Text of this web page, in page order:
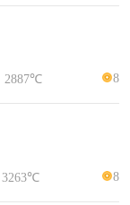
2887℃ 8
3263℃ 8